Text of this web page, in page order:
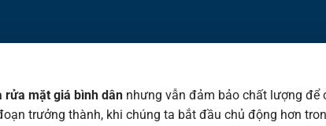
rửa mặt giá bình dân nhưng vẫn đảm bảo chất lượng để
trưởng thành, khi chúng ta bắt đầu chủ động hơn